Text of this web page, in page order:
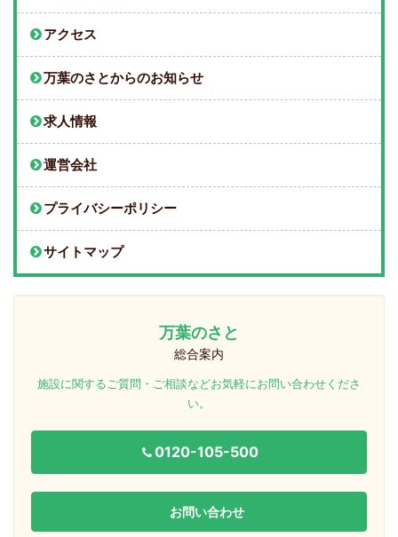
アクセス
万葉のさとからのお知らせ
求人情報
運営会社
プライバシーポリシー
サイトマップ
万葉のさと
総合案内
施設に関するご質問・ご相談などお気軽にお問い合わせくださ
い。
0120-105-500
お問い合わせ